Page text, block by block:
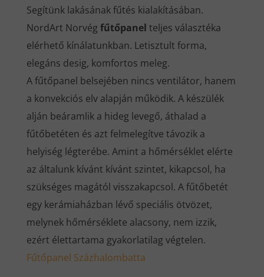
Segítünk lakásának fűtés kialakításában.
NordArt Norvég fűtőpanel teljes választéka
elérhető kínálatunkban. Letisztult forma,
elegáns desig, komfortos meleg.
A fűtőpanel belsejében nincs ventilátor, hanem
a konvekciós elv alapján működik. A készülék
alján beáramlik a hideg levegő, áthalad a
fűtőbetéten és azt felmelegítve távozik a
helyiség légterébe. Amint a hőmérséklet elérte
az általunk kívánt kívánt szintet, kikapcsol, ha
szükséges magától visszakapcsol. A fűtőbetét
egy kerámiaházban lévő speciális ötvözet,
melynek hőmérséklete alacsony, nem izzik,
ezért élettartama gyakorlatilag végtelen.
Fűtőpanel Százhalombatta